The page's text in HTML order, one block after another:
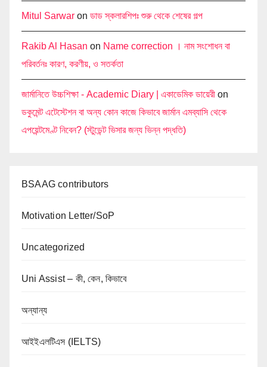
Mitul Sarwar on ডাড স্কলারশিপঃ শুরু থেকে শেষের গল্প
Rakib Al Hasan on Name correction । নাম সংশোধন বা
পরিবর্তনঃ কারণ, করণীয়, ও সতর্কতা
জার্মানিতে উচ্চশিক্ষা - Academic Diary | একাডেমিক ডায়েরী on
ডকুমেন্ট এটেস্টেশন বা অন্য কোন কাজে কিভাবে জার্মান এমব্যাসি থেকে
এপয়েন্টমেণ্ট নিবেন? (স্টুডেন্ট ভিসার জন্য ভিন্ন পদ্ধতি)
BSAAG contributors
Motivation Letter/SoP
Uncategorized
Uni Assist – কী, কেন, কিভাবে
অন্যান্য
আইইএলটিএস (IELTS)